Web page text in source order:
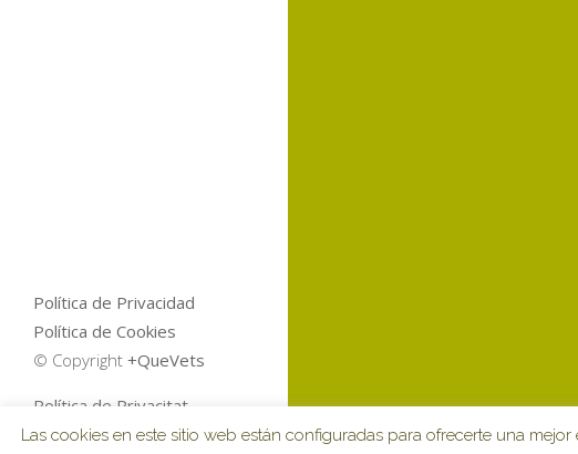
Política de Privacidad
Política de Cookies
© Copyright +QueVets
Política de Privacitat
Política de Cookies
Las cookies en este sitio web están configuradas para ofrecerte una